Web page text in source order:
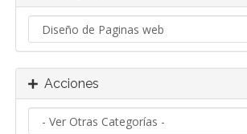
Acciones